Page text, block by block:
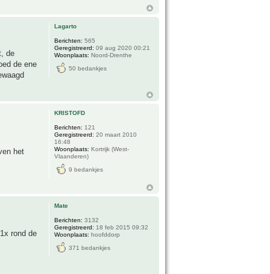
de
de ene
Lagarto
Berichten: 565
Geregistreerd: 09 aug 2020 00:21
Woonplaats: Noord-Drenthe
50 bedankjes
het
KRISTOFD
Berichten: 121
Geregistreerd: 20 maart 2010
16:48
Woonplaats: Kortrijk (West-
Vlaanderen)
9 bedankjes
rond de
Mate
Berichten: 3132
Geregistreerd: 18 feb 2015 09:32
Woonplaats: hoofddorp
371 bedankjes